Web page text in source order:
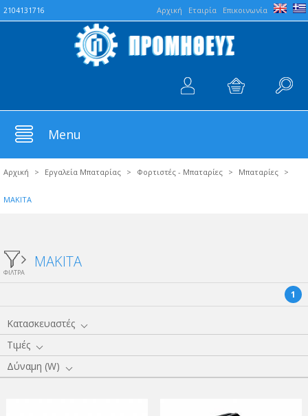
Aρχική Εταιρία Επικοινωνία
2104131716
Menu
Αρχική > Εργαλεία Μπαταρίας > Φορτιστές - Μπαταρίες > Μπαταρίες >
MAKITA
ΦΙΛΤΡΑ
MAKITA
1
Κατασκευαστές
Τιμές
Δύναμη (W)